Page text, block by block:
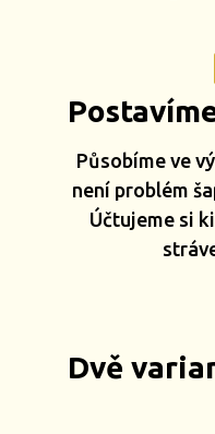
Působíme ve
není problém
Účtujeme si
Dvě